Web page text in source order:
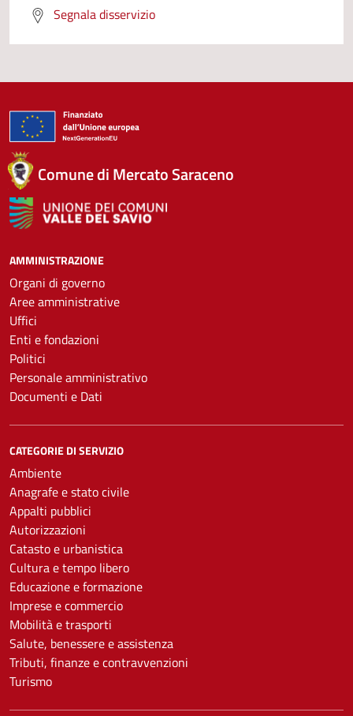
Segnala disservizio
Comune di Mercato Saraceno
AMMINISTRAZIONE
Organi di governo
Aree amministrative
Uffici
Enti e fondazioni
Politici
Personale amministrativo
Documenti e Dati
CATEGORIE DI SERVIZIO
Ambiente
Anagrafe e stato civile
Appalti pubblici
Autorizzazioni
Catasto e urbanistica
Cultura e tempo libero
Educazione e formazione
Imprese e commercio
Mobilità e trasporti
Salute, benessere e assistenza
Tributi, finanze e contravvenzioni
Turismo